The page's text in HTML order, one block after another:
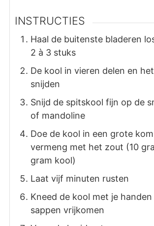
INSTRUCTIES
Haal de buitenste bladeren
2 à 3 stuks
De kool in vieren delen en
snijden
Snijd de spitskool fijn op de
of mandoline
Doe de kool in een grote
vermeng met het zout (10
gram kool)
Laat vijf minuten rusten
Kneed de kool met je
sappen vrijkomen